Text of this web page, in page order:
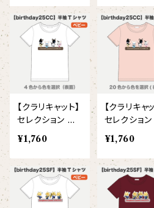
オリジナルイラストTシャツ
侍BRASSTシャツ
【wreath】
【custom_point】
【face_point】
【xx's day】
【embrem_American】
【Amazing player】
【EVENT ※期間限定商品】
ソックス
ネクタイ
ラグランTシャツ
ダンボールニットTシャツ
カーディガン
雲豹（ウンピョウ）
アムールヒョウ
白ヤギ
黒ヤギ
オルコット
【クラリキャット】
セレクション 半
袖Tシャツ両面
(ベビー)
¥1,760
【クラリキャッ
セレクション
袖Tシャツ両
(こども)
¥1,760